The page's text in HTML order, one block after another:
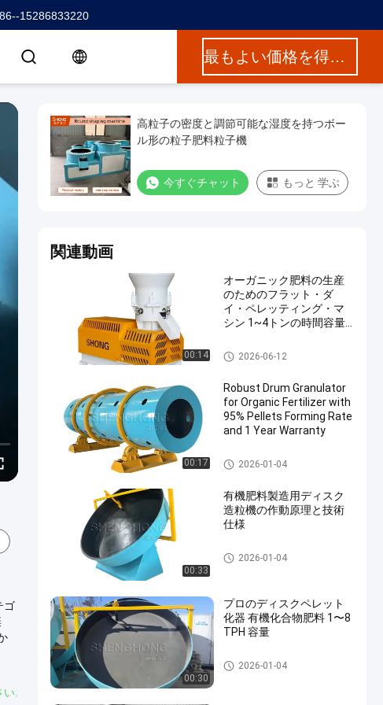
86--15286833220
最もよい価格を得なさい
ゴ
.
高粒子の密度と調節可能な湿度を持つボー
ル形の粒子肥料粒子機
今すぐチャット もっと 学ぶ
関連動画
00:14
オーガニック肥料の生産
のためのフラット・ダ
イ・ペレッティング・マ
シン 1~4トンの時間容量
有機肥料の造粒機
2026-06-12
00:17
Robust Drum Granulator
for Organic Fertilizer with
95% Pellets Forming Rate
and 1 Year Warranty
有機肥料の造粒機
2026-01-04
00:33
有機肥料製造用ディスク
造粒機の作動原理と技術
仕様
有機肥料の造粒機
2026-01-04
00:30
プロのディスクペレット
化器 有機化合物肥料 1〜8
TPH 容量
有機肥料の造粒機
2026-01-04